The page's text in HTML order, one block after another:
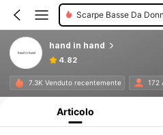
Scarpe Basse Da
hand in hand
4.82
7.3K Venduto recentemente 172
Articolo